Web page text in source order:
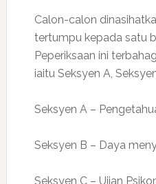
Calon-calon
tertumpu kepada satu
Peperiksaan ini
iaitu Seksyen A,
Seksyen A –
Seksyen B – Daya
Seksyen C – Ujian